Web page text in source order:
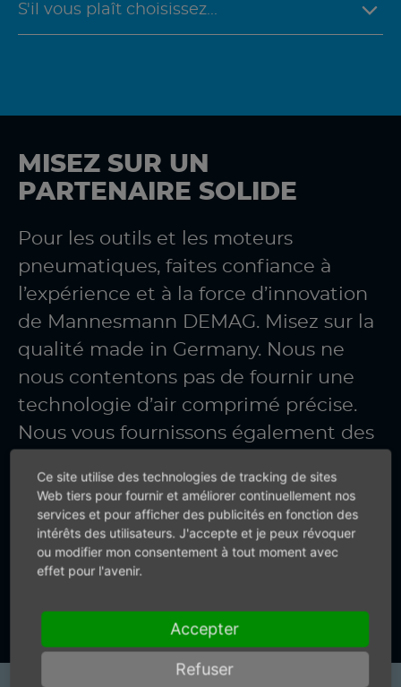
MISEZ SUR UN
PARTENAIRE SOLIDE
Pour les outils et les moteurs
pneumatiques, faites confiance à
l’expérience et à la force d’innovation
de Mannesmann DEMAG. Misez sur la
qualité made in Germany. Nous ne
nous contentons pas de fournir une
technologie d’air comprimé précise.
Nous vous fournissons également des
+49 (0) 7159-18093-0
Ce site utilise des technologies de tracking de sites
Web tiers pour fournir et améliorer continuellement nos
services et pour afficher des publicités en fonction des
intérêts des utilisateurs. J'accepte et je peux révoquer
ou modifier mon consentement à tout moment avec
effet pour l'avenir.
Accepter
Refuser